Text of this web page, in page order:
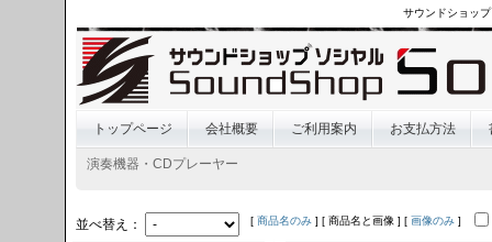
サウンドショッ
トップページ 会社概要 ご利用案内 お支払方法
演奏機器・CDプレーヤー
並べ替え： [ 商品名のみ ] [ 商品名と画像 ] [ 画像のみ ]